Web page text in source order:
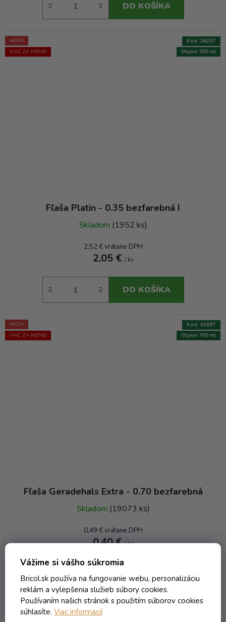
Vážime si vášho súkromia
Bricol.sk používa na fungovanie webu, personalizáciu
reklám a vylepšenia služieb súbory cookies.
Používaním našich stránok s použitím súborov cookies
súhlasíte. Viac informacií
DO KOŠÍKA
AKCIA
VIAC ZA MENEJ
Fľaša Platin - 0.35 bezfarebná I
Skladom (1952 ks)
2,52 € vrátane DPH
2,05 € / ks
DO KOŠÍKA
Objem 350 ml
Kód: 2625T
AKCIA
VIAC ZA MENEJ
Fľaša Geradehals Extra - 0.70 bezfarebná
Skladom (19073 ks)
0,49 € vrátane DPH
0,40 €/ ks
DO KOŠÍKA
Objem 700 ml
Kód: 0169T
VIAC ZA MENEJ